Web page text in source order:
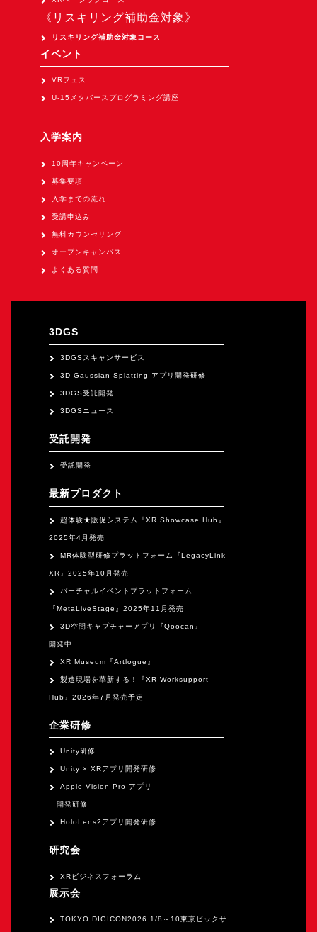
HoloLens 2 アプリ開発研修
《研究会》
XRビジネスフォーラム
《展示会》
オートモーティブワールド2026
（1/21～23東京ビッグサイト）に出展。
Tsumiki Community Day 2026
（5/27～28 秋葉原UDX）に出展。
求人申込み
オープンキャンパス
オンライン
《リスキリング補助金対象》
リスキリング補助金対象コース
イベント
VRフェス
U-15メタバースプログラミング講座
入学案内
10周年キャンペーン
募集要項
入学までの流れ
受講申込み
無料カウンセリング
オープンキャンパス
よくある質問
3DGS
3DGSスキャンサービス
3D Gaussian Splatting アプリ開発研修
3DGS受託開発
3DGSニュース
受託開発
受託開発
最新プロダクト
超体験★販促システム『XR Showcase Hub』
2025年4月発売
MR体験型研修プラットフォーム『LegacyLink
XR』2025年10月発売
バーチャルイベントプラットフォーム
『MetaLiveStage』2025年11月発売
3D空間キャプチャーアプリ『Qoocan』
開発中
XR Museum『Artlogue』
製造現場を革新する！『XR Worksupport
Hub』2026年7月発売予定
企業研修
Unity研修
Unity × XRアプリ開発研修
Apple Vision Pro アプリ
開発研修
HoloLens2アプリ開発研修
研究会
XRビジネスフォーラム
展示会
TOKYO DIGICON2026 1/8～10東京ビックサ